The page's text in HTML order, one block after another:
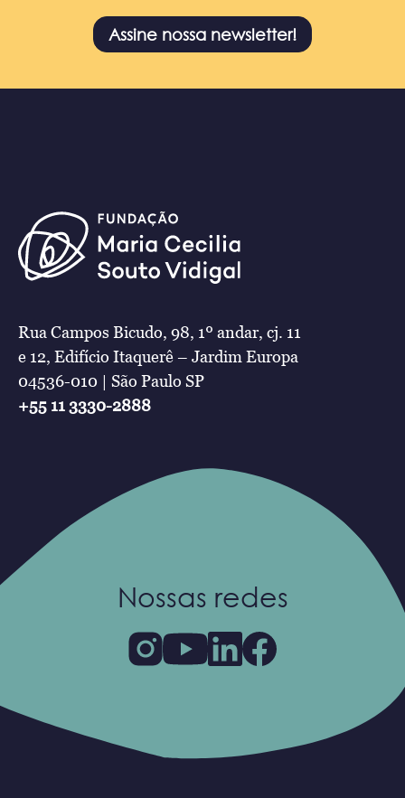
Assine nossa newsletter!
Rua Campos Bicudo, 98, 1º andar, cj. 11
e 12, Edifício Itaquerê – Jardim Europa
04536-010 | São Paulo SP
+55 11 3330-2888
Nossas redes